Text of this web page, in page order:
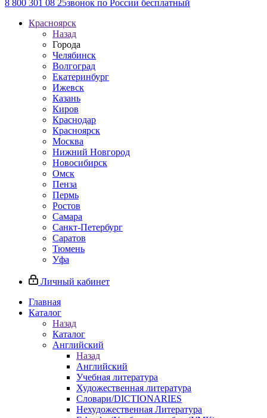
8 800 301 08 25звонок по России бесплатный
Красноярск
Назад
Города
Челябинск
Волгоград
Екатеринбург
Ижевск
Казань
Киров
Краснодар
Красноярск
Москва
Нижний Новгород
Новосибирск
Омск
Пенза
Пермь
Ростов
Самара
Санкт-Петербург
Саратов
Тюмень
Уфа
Личный кабинет
Главная
Каталог
Назад
Каталог
Английский
Назад
Английский
Учебная литература
Художественная литература
Словари/DICTIONARIES
Нехудожественная Литература